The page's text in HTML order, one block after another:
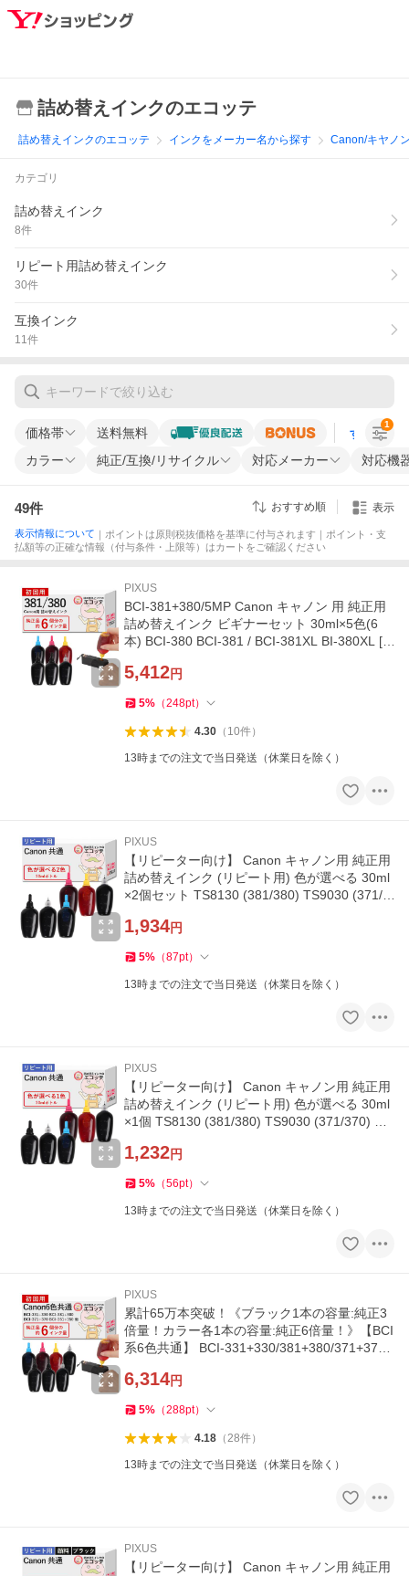
詰め替えインクのエコッテ
詰め替えインクのエコッテ インクをメーカー名から探す Canon/キヤノ
カテゴリ
詰め替えインク
8件
リピート用詰め替えインク
30件
互換インク
11件
価格帯 送料無料 すべての条
カラー 純正/互換/リサイクル 対応メーカー 対応機
1
49件 おすすめ順 表示
表示情報について ｜ポイントは原則税抜価格を基準に付与されます｜ポイント・支
払額等の正確な情報（付与条件・上限等）はカートをご確認ください
PIXUS
BCI-381+380/5MP Canon キャノン 用 純正用
詰め替えインク ビギナーセット 30ml×5色(6
本) BCI-380 BCI-381 / BCI-381XL BI-380XL [5
5,412円
5% （248pt）
4.30（ 10件）
13時までの注文で当日発送（休業日を除く）
PIXUS
【リピーター向け】 Canon キャノン用 純正用
詰め替えインク (リピート用) 色が選べる 30ml
×2個セット TS8130 (381/380) TS9030 (371/3
1,934円
5% （87pt）
13時までの注文で当日発送（休業日を除く）
PIXUS
【リピーター向け】 Canon キャノン用 純正用
詰め替えインク (リピート用) 色が選べる 30ml
×1個 TS8130 (381/380) TS9030 (371/370) M
1,232円
5% （56pt）
13時までの注文で当日発送（休業日を除く）
PIXUS
累計65万本突破！《ブラック1本の容量:純正3
倍量！カラー各1本の容量:純正6倍量！》【BCI
系6色共通】 BCI-331+330/381+380/371+370/
6,314円
5% （288pt）
4.18（28件）
13時までの注文で当日発送（休業日を除く）
PIXUS
【リピーター向け】 Canon キャノン用 純正用